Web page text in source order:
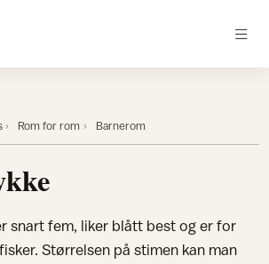
Rom for rom Barnerom
snart fem, liker blått best og er for
Størrelsen på stimen kan man